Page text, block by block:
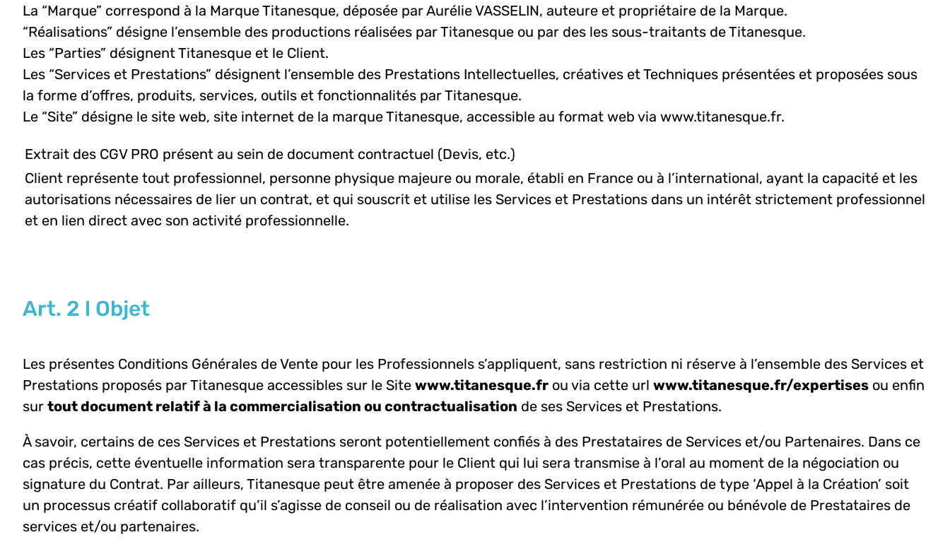
La “Marque” correspond à la Marque Titanesque, déposée par Aurélie VASSELIN, auteure et propriétaire de la Marque.
“Réalisations” désigne l’ensemble des productions réalisées par Titanesque ou par des les sous-traitants de Titanesque.
Les “Parties” désignent Titanesque et le Client.
Les “Services et Prestations” désignent l’ensemble des Prestations Intellectuelles, créatives et Techniques présentées et proposées sous
la forme d’offres, produits, services, outils et fonctionnalités par Titanesque.
Le “Site” désigne le site web, site internet de la marque Titanesque, accessible au format web via www.titanesque.fr.
Extrait des CGV PRO présent au sein de document contractuel (Devis, etc.)
Client représente tout professionnel, personne physique majeure ou morale, établi en France ou à l’international, ayant la capacité et les
autorisations nécessaires de lier un contrat, et qui souscrit et utilise les Services et Prestations dans un intérêt strictement professionnel
et en lien direct avec son activité professionnelle.
Art. 2 l Objet
Les présentes Conditions Générales de Vente pour les Professionnels s’appliquent, sans restriction ni réserve à l’ensemble des Services et
Prestations proposés par Titanesque accessibles sur le Site www.titanesque.frou via cette url www.titanesque.fr/expertisesou enfin
sur tout document relatif à la commercialisation ou contractualisation de ses Services et Prestations.
À savoir, certains de ces Services et Prestations seront potentiellement confiés à des Prestataires de Services et/ou Partenaires. Dans ce
cas précis, cette éventuelle information sera transparente pour le Client qui lui sera transmise à l’oral au moment de la négociation ou
signature du Contrat. Par ailleurs, Titanesque peut être amenée à proposer des Services et Prestations de type ‘Appel à la Création’ soit
un processus créatif collaboratif qu’il s’agisse de conseil ou de réalisation avec l’intervention rémunérée ou bénévole de Prestataires de
services et/ou partenaires.